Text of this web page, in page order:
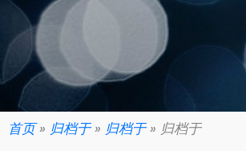
首页» 归档于» 归档于» 归档于